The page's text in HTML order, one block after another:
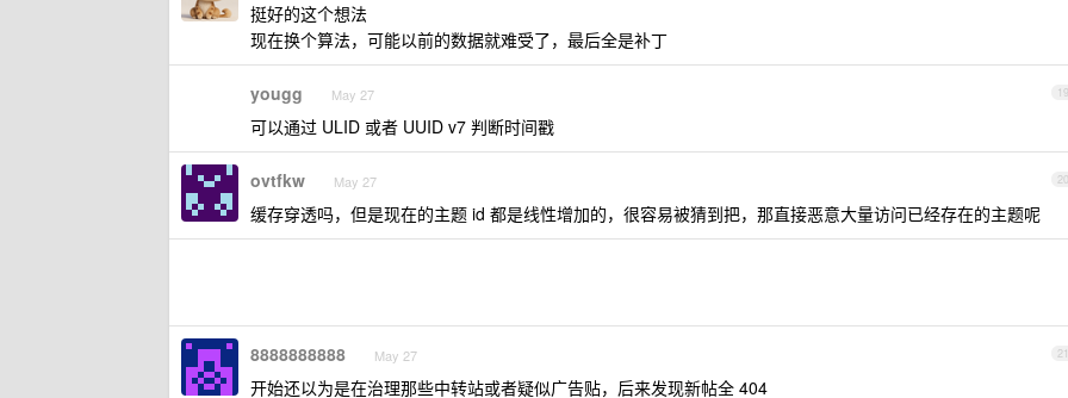
挺好的这个想法
现在换个算法，可能以前的数据就难受了，最后全是补丁
19
yougg May 27
可以通过 ULID 或者 UUID v7 判断时间戳
20
ovtfkw May 27
缓存穿透吗，但是现在的主题 id 都是线性增加的，很容易被猜到把，那直接恶意大量访问已经存在的主题呢
21
8888888888 May 27
开始还以为是在治理那些中转站或者疑似广告贴，后来发现新帖全 404